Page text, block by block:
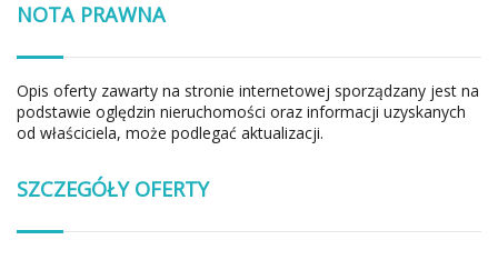
NOTA PRAWNA
Opis oferty zawarty na stronie internetowej sporządzany jest na
podstawie oględzin nieruchomości oraz informacji uzyskanych
od właściciela, może podlegać aktualizacji.
SZCZEGÓŁY OFERTY